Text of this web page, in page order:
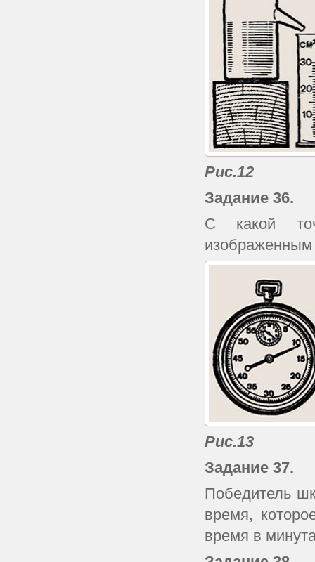
Рис.12
Задание 36.
С какой
изображенным
Рис.13
Задание 37.
Победитель
время,
время в